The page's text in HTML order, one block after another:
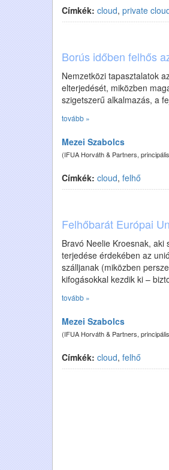
Címkék: cloud, private
Borús időben felhős
Nemzetközi tapasztalatok
elterjedését, miközben
szigetszerű alkalmazás, a
tovább »
Mezei Szabolcs
(IFUA Horváth & Partners,
Címkék: cloud, felhő
Felhőbarát Európai
Bravó Neelie Kroesnak,
terjedése érdekében az
szálljanak (miközben
kifogásokkal kezdik ki –
tovább »
Mezei Szabolcs
(IFUA Horváth & Partners,
Címkék: cloud, felhő